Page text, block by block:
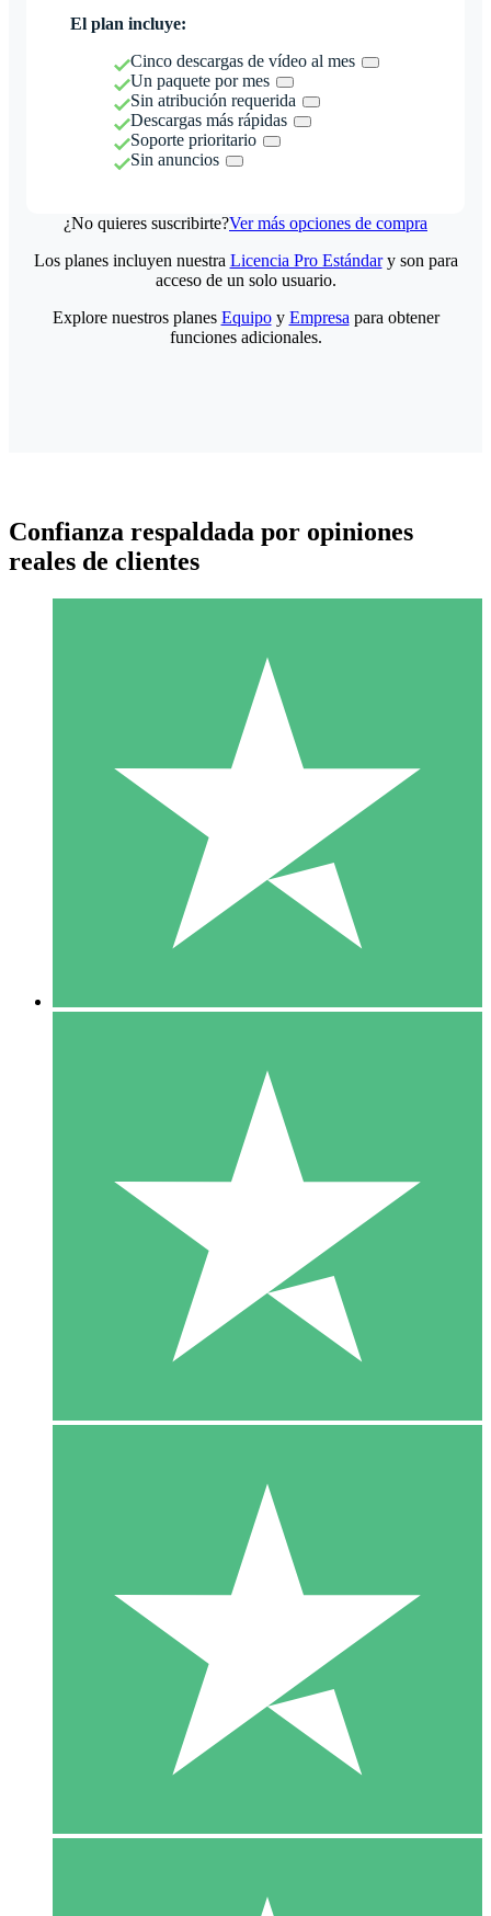
El plan incluye:
Cinco descargas de vídeo al mes
Un paquete por mes
Sin atribución requerida
Descargas más rápidas
Soporte prioritario
Sin anuncios
¿No quieres suscribirte?Ver más opciones de compra
Paquetes de Créditos Individuales
Paga según el uso con créditos de descarga. Sin compromiso
10 00
10 Descargas
20 00
Los planes incluyen nuestra Licencia Pro Estándary son para
acceso de un solo usuario.
Explore nuestros planes Equipoy Empresa para obtener
funciones adicionales.
Confianza respaldada por opiniones
reales de clientes